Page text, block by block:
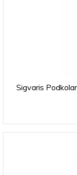
Sigvaris